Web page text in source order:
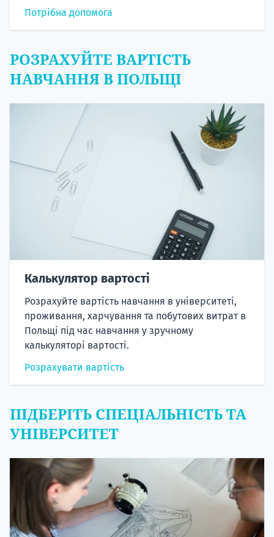
Потрібна допомога
РОЗРАХУЙТЕ ВАРТІСТЬ
НАВЧАННЯ В ПОЛЬЩІ
Калькулятор вартості
Розрахуйте вартість навчання в університеті,
проживання, харчування та побутових витрат в
Польщі під час навчання у зручному
калькуляторі вартості.
Розрахувати вартість
ПІДБЕРІТЬ СПЕЦІАЛЬНІСТЬ ТА
УНІВЕРСИТЕТ